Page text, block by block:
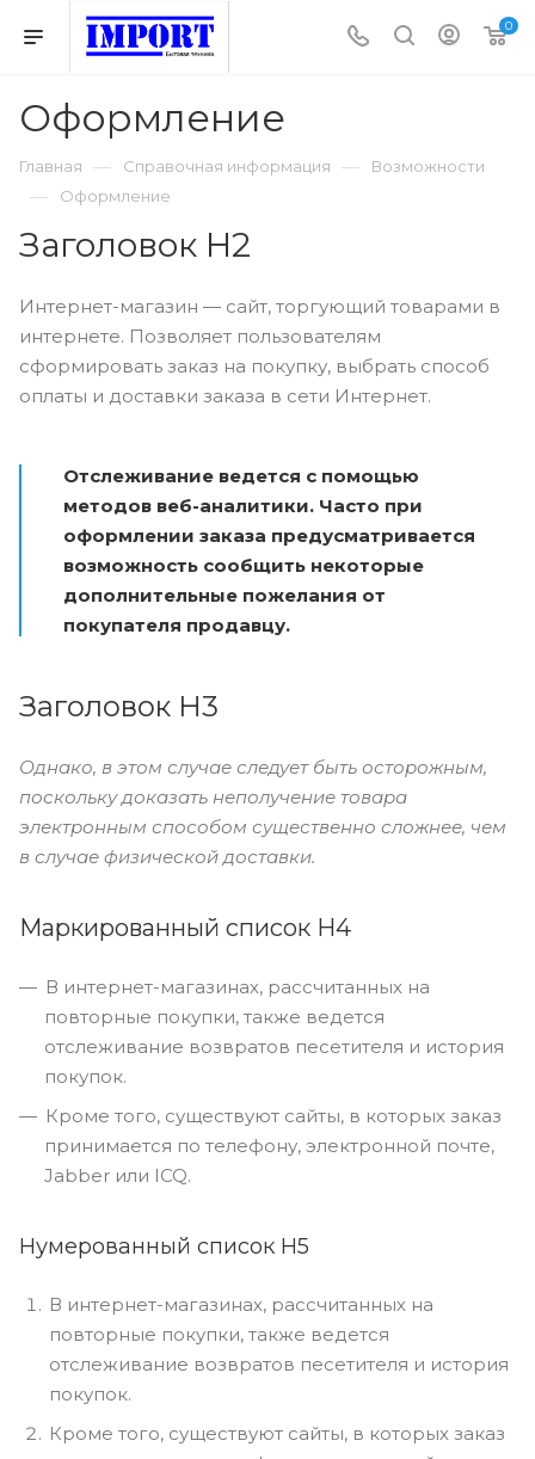
0
Оформление
Главная — Справочная информация — Возможности
— Оформление
Заголовок H2
Интернет-магазин — сайт, торгующий товарами в
интернете. Позволяет пользователям
сформировать заказ на покупку, выбрать способ
оплаты и доставки заказа в сети Интернет.
Отслеживание ведется с помощью
методов веб-аналитики. Часто при
оформлении заказа предусматривается
возможность сообщить некоторые
дополнительные пожелания от
покупателя продавцу.
Заголовок H3
Однако, в этом случае следует быть осторожным,
поскольку доказать неполучение товара
электронным способом существенно сложнее, чем
в случае физической доставки.
Маркированный список H4
В интернет-магазинах, рассчитанных на
повторные покупки, также ведется
отслеживание возвратов песетителя и история
покупок.
Кроме того, существуют сайты, в которых заказ
принимается по телефону, электронной почте,
Jabber или ICQ.
Нумерованный список H5
В интернет-магазинах, рассчитанных на
повторные покупки, также ведется
отслеживание возвратов песетителя и история
покупок.
Кроме того, существуют сайты, в которых заказ